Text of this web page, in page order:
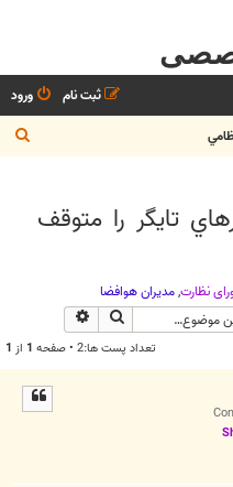
ورود
ثبت نام
س
تايگر را متوقف
نظارت,مديران هوافضا
جستجو
تعداد پست ها:2 • صفحه 1 از 1